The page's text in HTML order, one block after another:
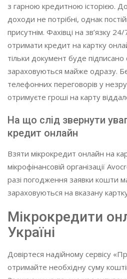
з гарною кредитною історією.
доходи не потрібні, однак
присутнім. Фахівці на зв’язку
отримати кредит на картку
тільки документ буде
зараховуються майже одразу.
телефонних переговорів у
отримуєте гроші на карту
На що слід звернути
кредит онлайн
Взяти мікрокредит онлайн на
мікрофінансовій організації
разі погодження заявки кошти
зараховуються на вказану
Мікрокредити
Україні
Довіртеся надійному сервісу
отримайте необхідну суму